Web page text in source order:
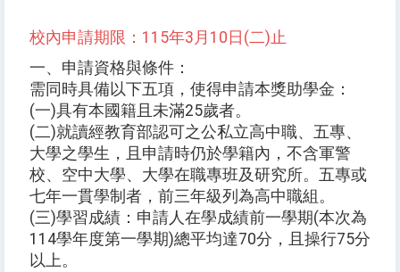
校內申請期限：115年3月10日(二)止
一、申請資格與條件：
需同時具備以下五項，使得申請本獎助學金：
(一)具有本國籍且未滿25歲者。
(二)就讀經教育部認可之公私立高中職、五專、
大學之學生，且申請時仍於學籍內，不含軍警
校、空中大學、大學在職專班及研究所。五專或
七年一貫學制者，前三年級列為高中職組。
(三)學習成績：申請人在學成績前一學期(本次為
114學年度第一學期)總平均達70分，且操行75分
以上。